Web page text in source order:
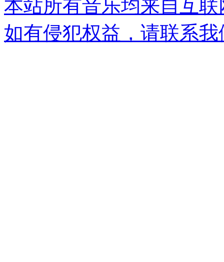
本站所有音乐均来自互
如有侵犯权益，请联系